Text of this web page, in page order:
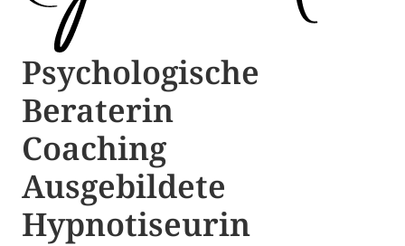
Psychologische ​​
Beraterin
Coaching
Ausgebildete​ ​
Hypnotiseurin